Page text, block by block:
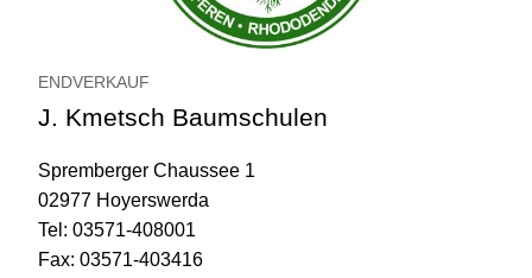
ENDVERKAUF
J. Kmetsch Baumschulen
Spremberger Chaussee 1
02977 Hoyerswerda
Tel: 03571-408001
Fax: 03571-403416